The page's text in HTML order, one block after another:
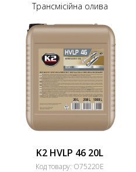
Трансмісійна олива
K2 HVLP 46 20L
Код товару: O75220E